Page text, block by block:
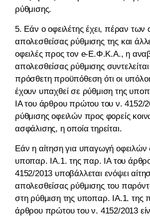
ρύθμισης.
5. Εάν ο οφειλέτης έχει, πέραν των
απολεσθείσας ρύθμισης της και
οφειλές προς τον e-Ε.Φ.Κ.Α., η
απολεσθείσας ρύθμισης
πρόσθετη προϋπόθεση ότι οι
έχουν υπαχθεί σε ρύθμιση της
ΙΑ του άρθρου πρώτου του ν. 4152/
ρύθμισης οφειλών προς φορείς
ασφάλισης, η οποία τηρείται.
Εάν η αίτηση για υπαγωγή οφειλών
υποπαρ. ΙΑ.1. της παρ. ΙΑ του
4152/2013 υποβάλλεται ενόψει
απολεσθείσας ρύθμισης του
στη ρύθμιση της υποπαρ. ΙΑ.1. της
άρθρου πρώτου του ν. 4152/2013